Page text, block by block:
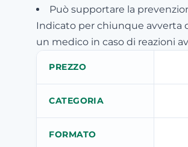
Può supportare la
Indicato per chiunque avverta
un medico in caso di reazioni
PREZZO
CATEGORIA
FORMATO